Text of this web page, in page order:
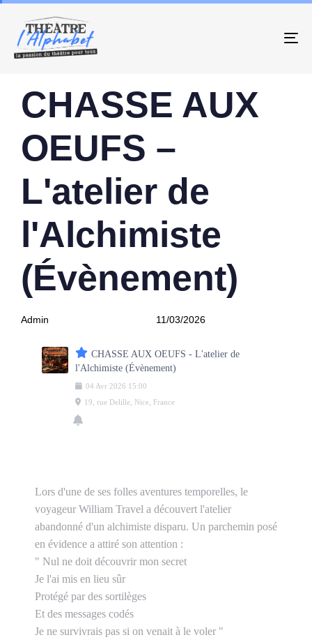
IN:
CHASSE AUX
OEUFS –
L'atelier de
l'Alchimiste
(Évènement)
Admin
on:
11/03/2026
CHASSE AUX OEUFS - L'atelier de
l'Alchimiste (Évènement)
04 Avr 2026 15:00
19, rue Delille, Nice, France
Lors d'une de ses folles aventures temporelles, le
voyageur William Travel a découvert l'atelier
abandonné d'un alchimiste disparu. Un parchemin posé
en évidence a attiré son attention :
" Nul ne doit découvrir mon secret
Je l'ai mis en lieu sûr
Protégé par des sortilèges
Et des messages codés
Je ne survivrais pas si on venait à le voler "